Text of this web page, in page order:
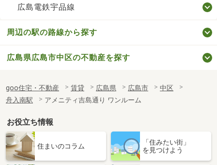
広島電鉄宇品線
周辺の駅の路線から探す
広島県広島市中区の不動産を探す
goo住宅・不動産 賃貸 広島県 広島市
中区
舟入南駅
アメニティ吉島通り ワンルーム
お役立ち情報
住まいのコラム
「住みたい街」
を見つけよう